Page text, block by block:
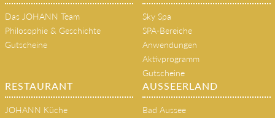
Das JOHANN Team
Philosophie & Geschichte
Gutscheine
Sky Spa
SPA-Bereiche
Anwendungen
Aktivprogramm
Gutscheine
RESTAURANT
JOHANN Küche
AUSSEERLAND
Bad Aussee